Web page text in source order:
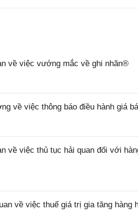
về việc vướng mắc về ghi nhãn®
về việc thông báo điều hành giá
về việc thủ tục hải quan đối với
về việc thuế giá trị gia tăng hàng